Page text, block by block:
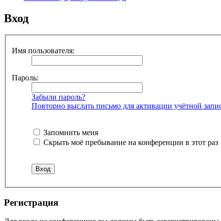
Вход
Имя пользователя:
Пароль:
Забыли пароль?
Повторно выслать письмо для активации учётной
Запомнить меня
Скрыть моё пребывание на конференции в этот раз
Регистрация